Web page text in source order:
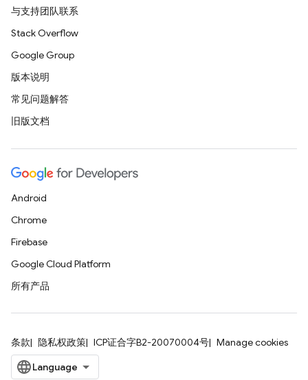
与支持团队联系
Stack Overflow
Google Group
版本说明
常见问题解答
旧版文档
Android
Chrome
Firebase
Google Cloud Platform
所有产品
条款 隐私权政策 ICP证合字B2-20070004号 Manage cookies